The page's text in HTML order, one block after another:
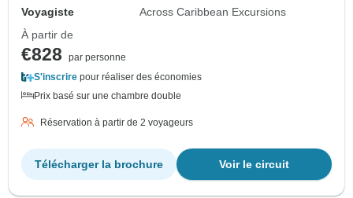
Voyagiste
Across Caribbean Excursions
À partir de
€828
par personne
S'inscrire pour réaliser des économies
Prix basé sur une chambre double
Réservation à partir de 2 voyageurs
Voir le circuit
Télécharger la brochure